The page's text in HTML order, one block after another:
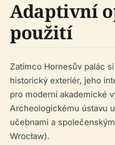
Adaptivní
použití
Zatímco Hornesův palác
historický exteriér, jeho
pro moderní akademické
Archeologickému ústavu
učebnami a
Wrocław).